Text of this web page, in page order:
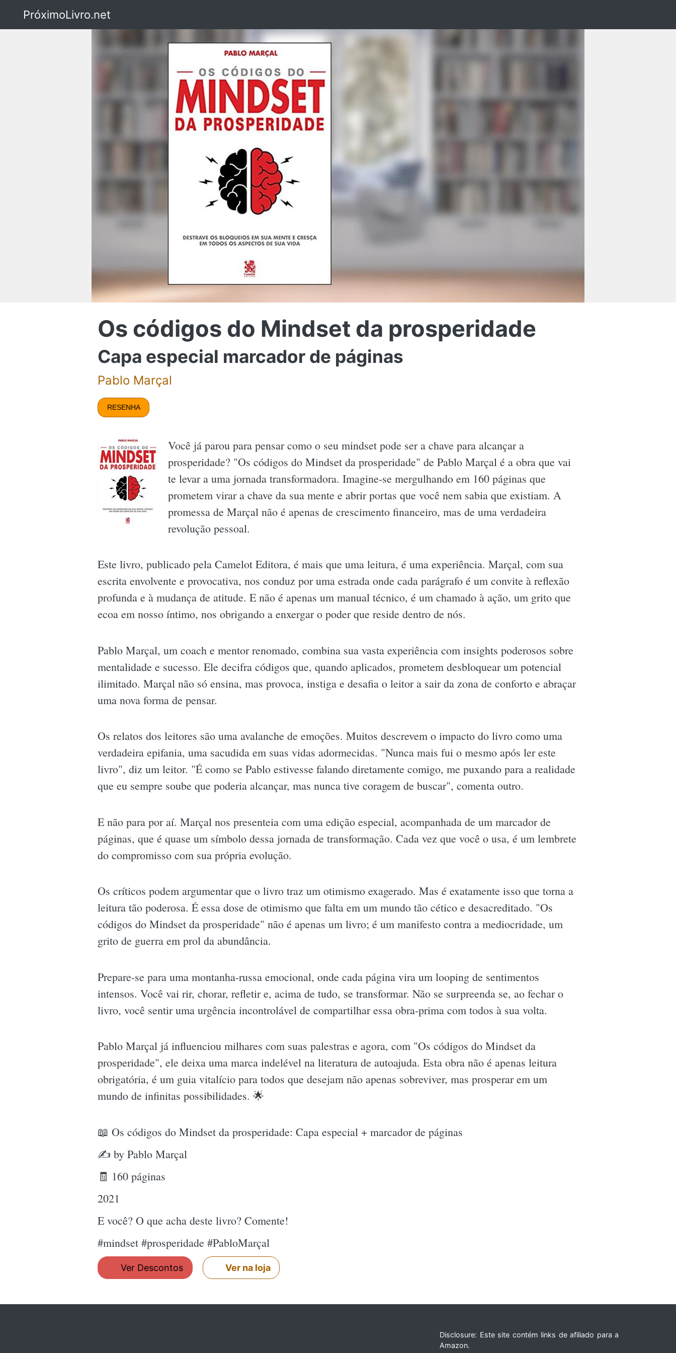
PróximoLivro.net
Os códigos do Mindset da prosperidade
Capa especial marcador de páginas
Pablo Marçal
RESENHA
Você já parou para pensar como o seu mindset pode ser a chave para alcançar a
prosperidade? "Os códigos do Mindset da prosperidade" de Pablo Marçal é a obra que vai
te levar a uma jornada transformadora. Imagine-se mergulhando em 160 páginas que
prometem virar a chave da sua mente e abrir portas que você nem sabia que existiam. A
promessa de Marçal não é apenas de crescimento financeiro, mas de uma verdadeira
revolução pessoal.
Este livro, publicado pela Camelot Editora, é mais que uma leitura, é uma experiência. Marçal, com sua
escrita envolvente e provocativa, nos conduz por uma estrada onde cada parágrafo é um convite à reflexão
profunda e à mudança de atitude. E não é apenas um manual técnico, é um chamado à ação, um grito que
ecoa em nosso íntimo, nos obrigando a enxergar o poder que reside dentro de nós.
Pablo Marçal, um coach e mentor renomado, combina sua vasta experiência com insights poderosos sobre
mentalidade e sucesso. Ele decifra códigos que, quando aplicados, prometem desbloquear um potencial
ilimitado. Marçal não só ensina, mas provoca, instiga e desafia o leitor a sair da zona de conforto e abraçar
uma nova forma de pensar.
Os relatos dos leitores são uma avalanche de emoções. Muitos descrevem o impacto do livro como uma
verdadeira epifania, uma sacudida em suas vidas adormecidas. "Nunca mais fui o mesmo após ler este
livro", diz um leitor. "É como se Pablo estivesse falando diretamente comigo, me puxando para a realidade
que eu sempre soube que poderia alcançar, mas nunca tive coragem de buscar", comenta outro.
E não para por aí. Marçal nos presenteia com uma edição especial, acompanhada de um marcador de
páginas, que é quase um símbolo dessa jornada de transformação. Cada vez que você o usa, é um lembrete
do compromisso com sua própria evolução.
Os críticos podem argumentar que o livro traz um otimismo exagerado. Mas é exatamente isso que torna a
leitura tão poderosa. É essa dose de otimismo que falta em um mundo tão cético e desacreditado. "Os
códigos do Mindset da prosperidade" não é apenas um livro; é um manifesto contra a mediocridade, um
grito de guerra em prol da abundância.
Prepare-se para uma montanha-russa emocional, onde cada página vira um looping de sentimentos
intensos. Você vai rir, chorar, refletir e, acima de tudo, se transformar. Não se surpreenda se, ao fechar o
livro, você sentir uma urgência incontrolável de compartilhar essa obra-prima com todos à sua volta.
Pablo Marçal já influenciou milhares com suas palestras e agora, com "Os códigos do Mindset da
prosperidade", ele deixa uma marca indelével na literatura de autoajuda. Esta obra não é apenas leitura
obrigatória, é um guia vitalício para todos que desejam não apenas sobreviver, mas prosperar em um
mundo de infinitas possibilidades. 🌟
📖 Os códigos do Mindset da prosperidade: Capa especial + marcador de páginas
✍ by Pablo Marçal
🧾 160 páginas
2021
E você? O que acha deste livro? Comente!
#mindset #prosperidade #PabloMarçal
Ver Descontos Ver na loja
Disclosure: Este site contém links de afiliado para a
Amazon.